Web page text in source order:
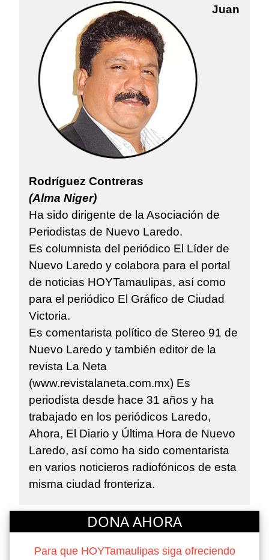
Juan
Rodríguez Contreras
(Alma Niger)
Ha sido dirigente de la Asociación de
Periodistas de Nuevo Laredo.
Es columnista del periódico El Líder de
Nuevo Laredo y colabora para el portal
de noticias HOYTamaulipas, así como
para el periódico El Gráfico de Ciudad
Victoria.
Es comentarista político de Stereo 91 de
Nuevo Laredo y también editor de la
revista La Neta
(www.revistalaneta.com.mx) Es
periodista desde hace 31 años y ha
trabajado en los periódicos Laredo,
Ahora, El Diario y Última Hora de Nuevo
Laredo, así como ha sido comentarista
en varios noticieros radiofónicos de esta
misma ciudad fronteriza.
DONA AHORA
Para que HOYTamaulipas siga ofreciendo